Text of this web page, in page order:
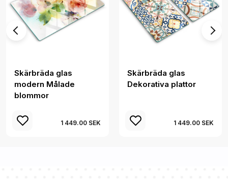
Skärbräda glas
modern Målade
blommor
1 449.00 SEK
Skärbräda glas
Dekorativa plattor
1 449.00 SEK